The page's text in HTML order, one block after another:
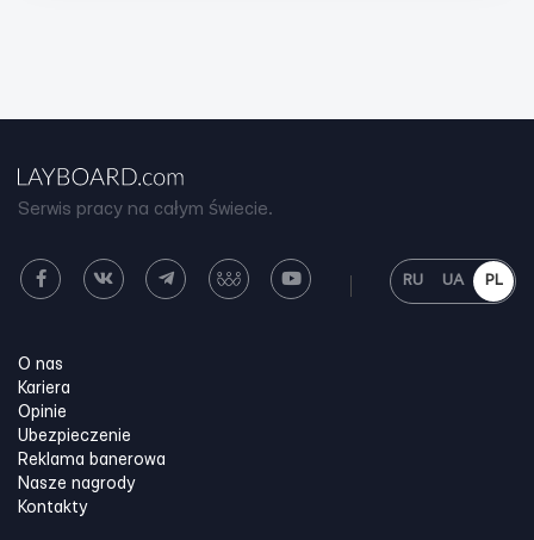
Serwis pracy na całym świecie.
RU UA PL
O nas
Kariera
Opinie
Ubezpieczenie
Reklama banerowa
Nasze nagrody
Kontakty